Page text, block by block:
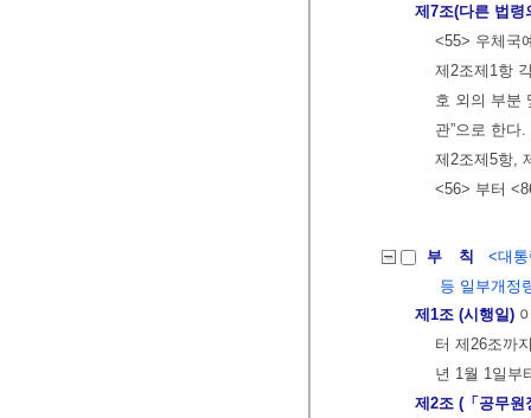
제7조(다른 법령
<55> 우체국
제2조제1항
호 외의 부분
관”으로 한다.
제2조제5항,
<56> 부터
부 칙
<대
등 일부개정
제1조 (시행일)
터 제26조까
년 1월 1일부
제2조 (「공무원